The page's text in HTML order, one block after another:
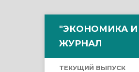
"ЭКОНОМИКА
ЖУРНАЛ
ТЕКУЩИЙ ВЫПУСК